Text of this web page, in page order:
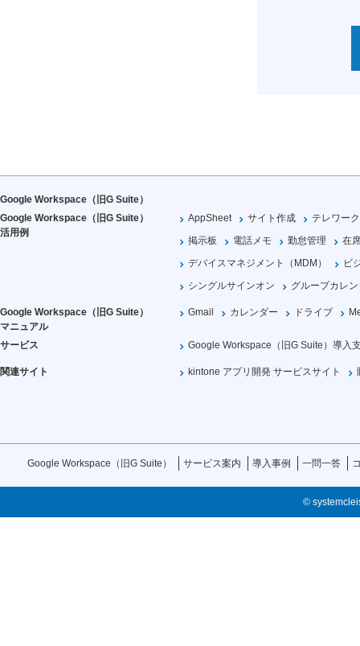
Google Workspace（旧G Suite）
Google Workspace（旧G Suite）
活用例
AppSheet サイト作成
テレワーク
掲示板
電話メモ 勤怠管理
在
デバイスマネジメント（MDM）
ビ
シングルサインオン
グループカレ
Google Workspace（旧G Suite）
マニュアル
Gmail カレンダー ドライブ
サービス Google Workspace（旧G Suite）導入
関連サイト kintone アプリ開発 サービスサイト
Google Workspace（旧G Suite） サービス案内 導入事例 一問一答
©